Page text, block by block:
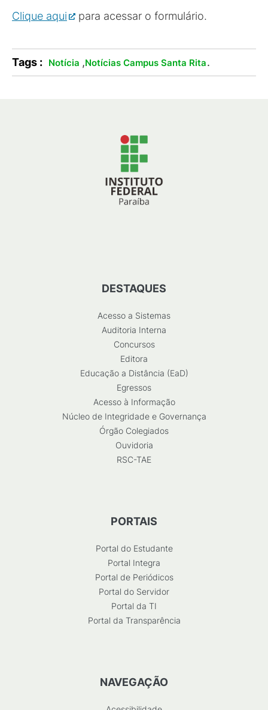
Clique aqui para acessar o formulário.
Tags : Notícia ,Notícias Campus Santa Rita.
DESTAQUES
Acesso a Sistemas
Auditoria Interna
Concursos
Editora
Educação a Distância (EaD)
Egressos
Acesso à Informação
Núcleo de Integridade e Governança
Órgão Colegiados
Ouvidoria
RSC-TAE
PORTAIS
Portal do Estudante
Portal Integra
Portal de Periódicos
Portal do Servidor
Portal da TI
Portal da Transparência
NAVEGAÇÃO